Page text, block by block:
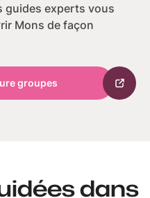
guides experts vous
Mons de façon
groupes
dans